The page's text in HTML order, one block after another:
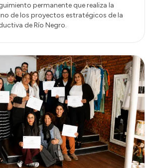
permanente que realiza la
de los proyectos estratégicos de la
de Río Negro.